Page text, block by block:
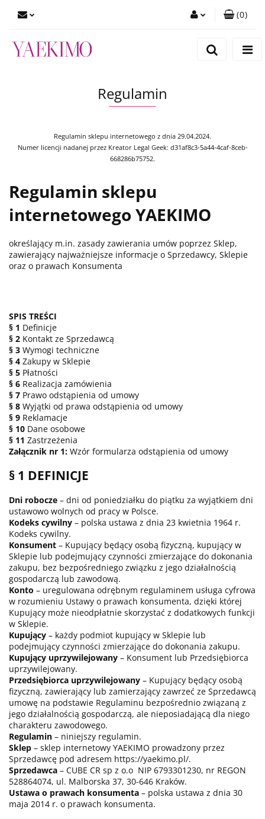
Zgody cookies
(0)
Regulamin
Regulamin sklepu internetowego z dnia 29.04.2024.
Numer licencji nadanej przez Kreator Legal Geek: d31af8c3-5a44-4caf-8ceb-
668286b75752.
Regulamin sklepu
internetowego YAEKIMO
określający m.in. zasady zawierania umów poprzez Sklep,
zawierający najważniejsze informacje o Sprzedawcy, Sklepie
oraz o prawach Konsumenta
SPIS TREŚCI
§ 1 Definicje
§ 2 Kontakt ze Sprzedawcą
§ 3 Wymogi techniczne
§ 4 Zakupy w Sklepie
§ 5 Płatności
§ 6 Realizacja zamówienia
§ 7 Prawo odstąpienia od umowy
§ 8 Wyjątki od prawa odstąpienia od umowy
§ 9 Reklamacje
§ 10 Dane osobowe
§ 11 Zastrzeżenia
Załącznik nr 1: Wzór formularza odstąpienia od umowy
§ 1 DEFINICJE
Dni robocze – dni od poniedziałku do piątku za wyjątkiem dni
ustawowo wolnych od pracy w Polsce.
Kodeks cywilny – polska ustawa z dnia 23 kwietnia 1964 r.
Kodeks cywilny.
Konsument – Kupujący będący osobą fizyczną, kupujący w
Sklepie lub podejmujący czynności zmierzające do dokonania
zakupu, bez bezpośredniego związku z jego działalnością
gospodarczą lub zawodową.
Konto – uregulowana odrębnym regulaminem usługa cyfrowa
w rozumieniu Ustawy o prawach konsumenta, dzięki której
Kupujący może nieodpłatnie skorzystać z dodatkowych funkcji
w Sklepie.
Kupujący – każdy podmiot kupujący w Sklepie lub
podejmujący czynności zmierzające do dokonania zakupu.
Kupujący uprzywilejowany – Konsument lub Przedsiębiorca
uprzywilejowany.
Przedsiębiorca uprzywilejowany – Kupujący będący osobą
fizyczną, zawierający lub zamierzający zawrzeć ze Sprzedawcą
umowę na podstawie Regulaminu bezpośrednio związaną z
jego działalnością gospodarczą, ale nieposiadającą dla niego
charakteru zawodowego.
Regulamin – niniejszy regulamin.
Sklep – sklep internetowy YAEKIMO prowadzony przez
Sprzedawcę pod adresem https://yaekimo.pl/.
Sprzedawca – CUBE CR sp z o.o NIP 6793301230, nr REGON
528864074, ul. Malborska 37, 30-646 Kraków.
Ustawa o prawach konsumenta – polska ustawa z dnia 30
maja 2014 r. o prawach konsumenta.